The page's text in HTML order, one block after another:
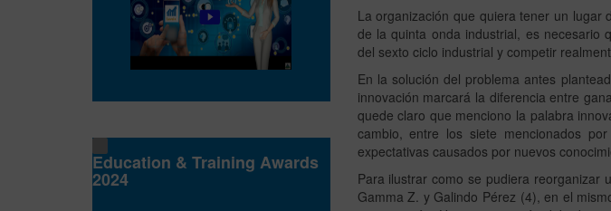
La organización que quiera tener un
de la quinta onda industrial, es necesario
del sexto ciclo industrial y competir
En la solución del problema antes
innovación marcará la diferencia entre
quede claro que menciono la palabra
cambio, entre los siete mencionados
expectativas causados por nuevos
Para ilustrar como se pudiera reorganizar
Gamma Z. y Galindo Pérez (4), en el
Education & Training Awards
2024